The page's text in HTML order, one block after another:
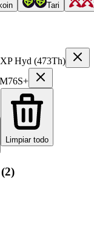
Tari
Hyd (473Th)
Limpiar todo
(2)